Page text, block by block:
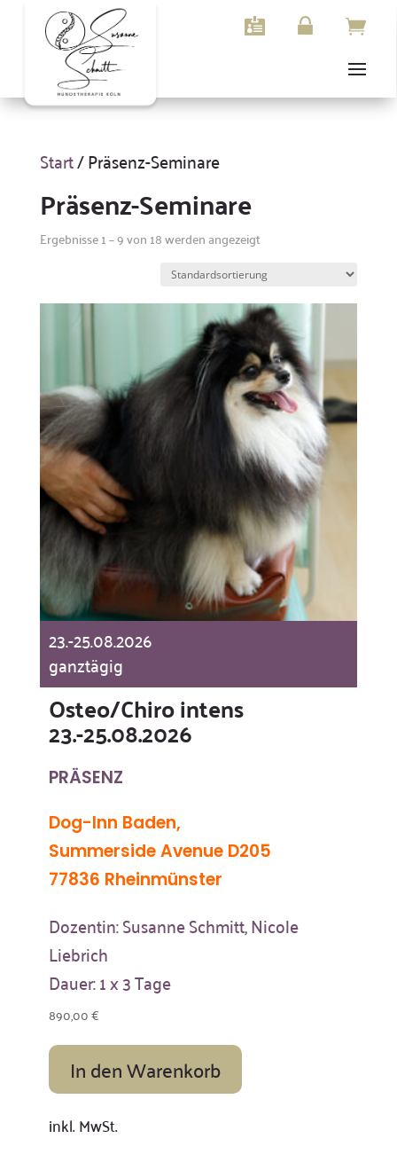
Start/ Präsenz-Seminare
Präsenz-Seminare
Ergebnisse 1 – 9 von 18 werden angezeigt
23.-25.08.2026
ganztägig
Osteo/Chiro intens
23.-25.08.2026
PRÄSENZ
Dog-Inn Baden,
Summerside Avenue D205
77836 Rheinmünster
Dozentin: Susanne Schmitt, Nicole
Liebrich
Dauer: 1 x 3 Tage
890,00€
In den Warenkorb
inkl. MwSt.